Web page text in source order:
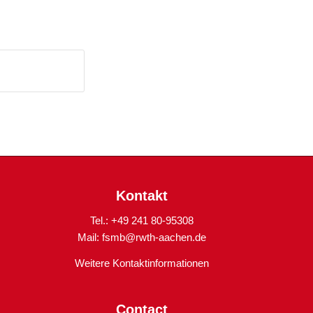
Kontakt
Tel.: +49 241 80-95308
Mail:fsmb@rwth-aachen.de
Weitere Kontaktinformationen
Contact